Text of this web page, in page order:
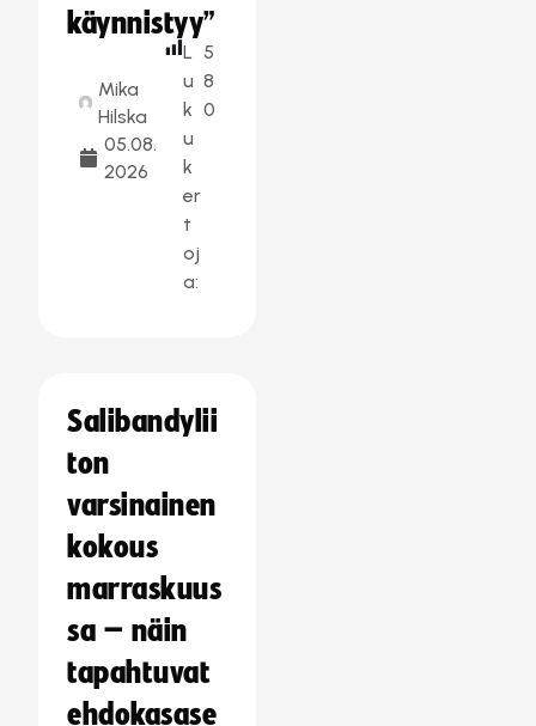
käynnistyy”
Mika
Hilska
05.08.
2026
L
u
k
u
k
er
t
oj
a:
5
8
0
Salibandylii
ton
varsinainen
kokous
marraskuus
sa – näin
tapahtuvat
ehdokasase